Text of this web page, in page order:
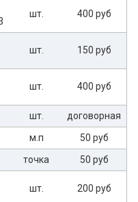
шт. 400 руб
шт. 150 руб
шт. 400 руб
шт.
договорная
м.п
50 руб
точка
50 руб
шт. 200 руб